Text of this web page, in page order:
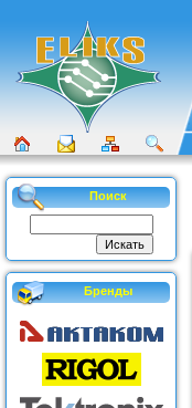
Поиск
Бренды